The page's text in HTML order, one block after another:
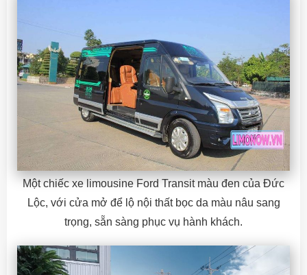
Một chiếc xe limousine Ford Transit màu đen của Đức
Lộc, với cửa mở để lộ nội thất bọc da màu nâu sang
trọng, sẵn sàng phục vụ hành khách.